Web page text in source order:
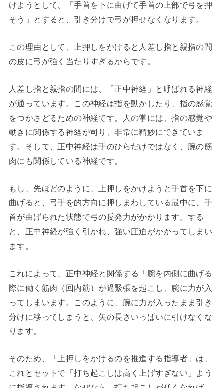
けようとして、「手首を下に曲げて手首の上部で弓を押
そう」とすると、引き分けで弓が押せなくなります。
この理由として、上押しをかけると人差し指と親指の間
の皮に弓が強く当たりすぎるからです。
人差し指と親指の間には、「正中神経」と呼ばれる神経
が通っています。この神経は指を動かしたり、指の感覚
をつかさどるための神経です。人の掌には、指の感覚や
動きに関係する神経が司り、非常に精妙にできていま
す。そして、正中神経は手のひらだけではなく、腕の筋
肉にも関係している神経です。
もし、先ほどのように、上押しをかけようと手首を下に
曲げると、弓手を的方向に押しまわしている最中に、手
首が曲げられた状態で弓の反発力がかかります。する
と、正中神経が強く引かれ、強い圧迫がかかってしまい
ます。
これによって、正中神経と関係する「腕を内側に曲げる
際に働く筋肉（回内筋）が過緊張を起こし、腕に力が入
ってしまいます。このように、腕に力が入ったまま引き
分けに移ってしまうと、矢の長さいっぱいに引けなくな
ります。
そのため、「上押しをかけるのを推進する指導者」は、
これとセットで「打ち起こしは高く上げすぎない」よう